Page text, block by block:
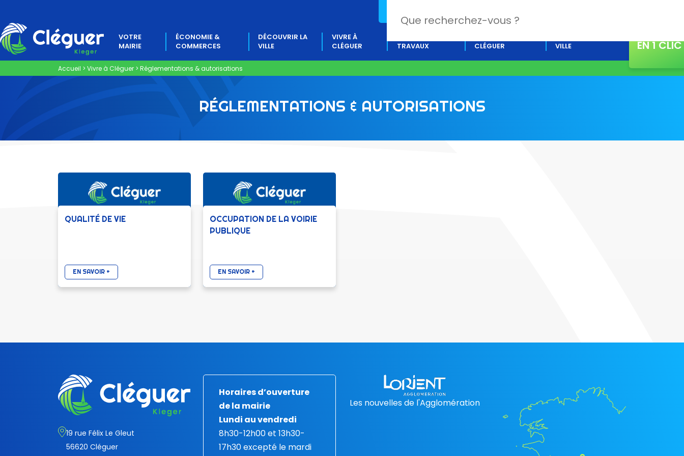
VOTRE
MAIRIE
ÉCONOMIE &
COMMERCES
DÉCOUVRIR LA
VILLE
VIVRE À
CLÉGUER
TRAVAUX
CLÉGUER
VILLE
EN 1 CLIC
Accueil > Vivre à Cléguer > Réglementations & autorisations
RÉGLEMENTATIONS & AUTORISATIONS
QUALITÉ DE VIE
EN SAVOIR +
OCCUPATION DE LA VOIRIE
PUBLIQUE
EN SAVOIR +
19 rue Félix Le Gleut
56620 Cléguer
Horaires d’ouverture
de la mairie
Lundi au vendredi
8h30-12h00 et 13h30-
17h30 excepté le mardi
Les nouvelles de l'Agglomération